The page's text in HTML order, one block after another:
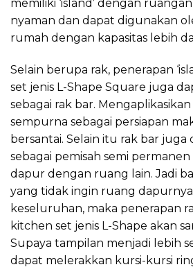
memiliki ‘island’ dengan
nyaman dan dapat digunakan
rumah dengan kapasitas lebih
Selain berupa rak, penerapan
set jenis L-Shape Square juga
sebagai rak bar.
sempurna sebagai persiapan
bersantai. Selain itu rak bar
sebagai pemisah semi
dapur dengan ruang lain. Jadi
yang tidak ingin ruang
keseluruhan, maka penerapan
kitchen set jenis L-Shape akan
Supaya tampilan menjadi lebih
dapat melerakkan kursi-kursi